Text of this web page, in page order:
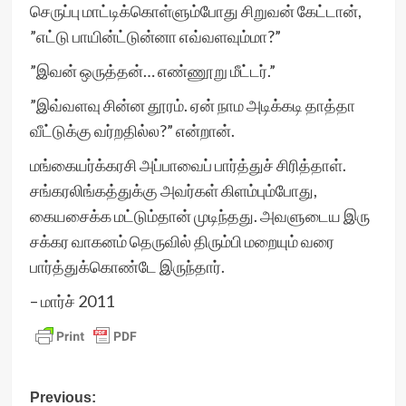
செருப்பு மாட்டிக்கொள்ளும்போது சிறுவன் கேட்டான்,
”எட்டு பாயின்ட்டுன்னா எவ்வளவும்மா?”
”இவன் ஒருத்தன்… எண்ணூறு மீட்டர்.”
”இவ்வளவு சின்ன தூரம். ஏன் நாம அடிக்கடி தாத்தா
வீட்டுக்கு வர்றதில்ல?” என்றான்.
மங்கையர்க்கரசி அப்பாவைப் பார்த்துச் சிரித்தாள்.
சங்கரலிங்கத்துக்கு அவர்கள் கிளம்பும்போது,
கையசைக்க மட்டும்தான் முடிந்தது. அவளுடைய இரு
சக்கர வாகனம் தெருவில் திரும்பி மறையும் வரை
பார்த்துக்கொண்டே இருந்தார்.
– மார்ச் 2011
Previous: